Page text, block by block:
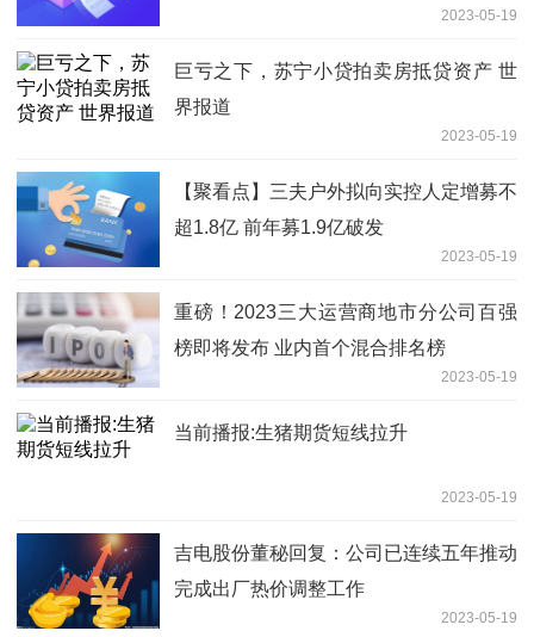
2023-05-19
巨亏之下，苏宁小贷拍卖房抵贷资产 世
界报道
2023-05-19
【聚看点】三夫户外拟向实控人定增募不
超1.8亿 前年募1.9亿破发
2023-05-19
重磅！2023三大运营商地市分公司百强
榜即将发布 业内首个混合排名榜
2023-05-19
当前播报:生猪期货短线拉升
2023-05-19
吉电股份董秘回复：公司已连续五年推动
完成出厂热价调整工作
2023-05-19